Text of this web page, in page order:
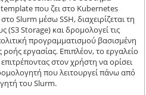
που ζει στο Kubernetes
Slurm μέσω SSH, διαχειρίζεται τη
Storage) και δρομολογεί τις
προγραμματισμού βασισμένη
εργασίας. Επιπλέον, το εργαλείο
στον χρήστη να ορίσει
που λειτουργεί πάνω από
του Slurm.